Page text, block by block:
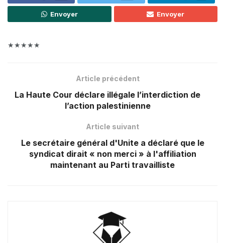
Envoyer Envoyer
★★★★★
Article précédent
La Haute Cour déclare illégale l’interdiction de
l’action palestinienne
Article suivant
Le secrétaire général d'Unite a déclaré que le
syndicat dirait « non merci » à l'affiliation
maintenant au Parti travailliste